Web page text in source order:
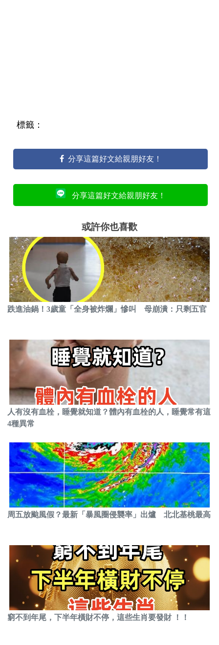
標籤：
分享這篇好文給親朋好友！
分享這篇好文給親朋好友！
或許你也喜歡
跌進油鍋！3歲童「全身被炸爛」慘叫 母崩潰：只剩五官
人有沒有血栓，睡覺就知道？體內有血栓的人，睡覺常有這
4種異常
周五放颱風假？最新「暴風圈侵襲率」出爐 北北基桃最高
窮不到年尾，下半年橫財不停，這些生肖要發財 ！！